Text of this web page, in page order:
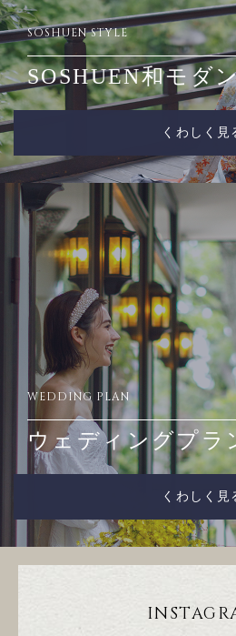
SOSHUEN STYLE
SOSHUEN和モダ
くわしく見
WEDDING PLAN
ウェディングプラ
くわしく見